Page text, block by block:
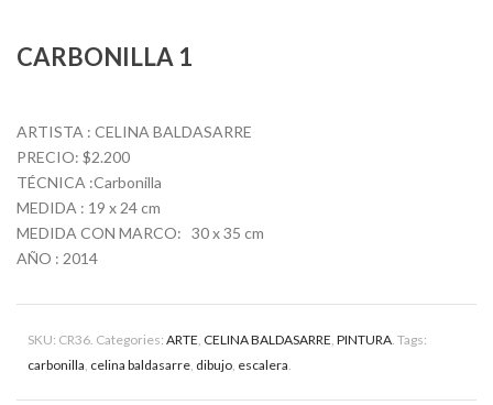
CARBONILLA 1
ARTISTA : CELINA BALDASARRE
PRECIO: $2.200
TÉCNICA :Carbonilla
MEDIDA : 19 x 24 cm
MEDIDA CON MARCO: 30 x 35 cm
AÑO : 2014
SKU: CR36. Categories: ARTE, CELINA BALDASARRE, PINTURA. Tags:
carbonilla, celina baldasarre, dibujo, escalera.